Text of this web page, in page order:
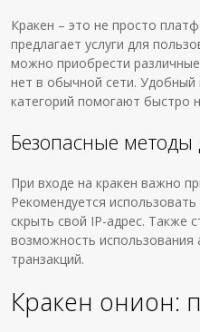
Кракен – это не просто
предлагает услуги для
можно приобрести
нет в обычной сети.
категорий помогают быстро
Безопасные методы
При входе на кракен важно
Рекомендуется
скрыть свой IP-адрес. Также
возможность
транзакций.
Кракен онион: